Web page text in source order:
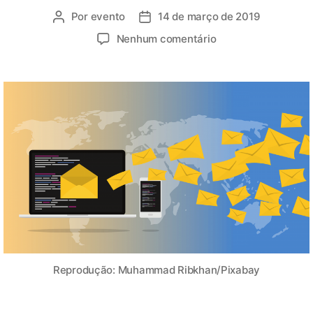
Por evento
14 de março de 2019
Nenhum comentário
Reprodução: Muhammad Ribkhan/Pixabay